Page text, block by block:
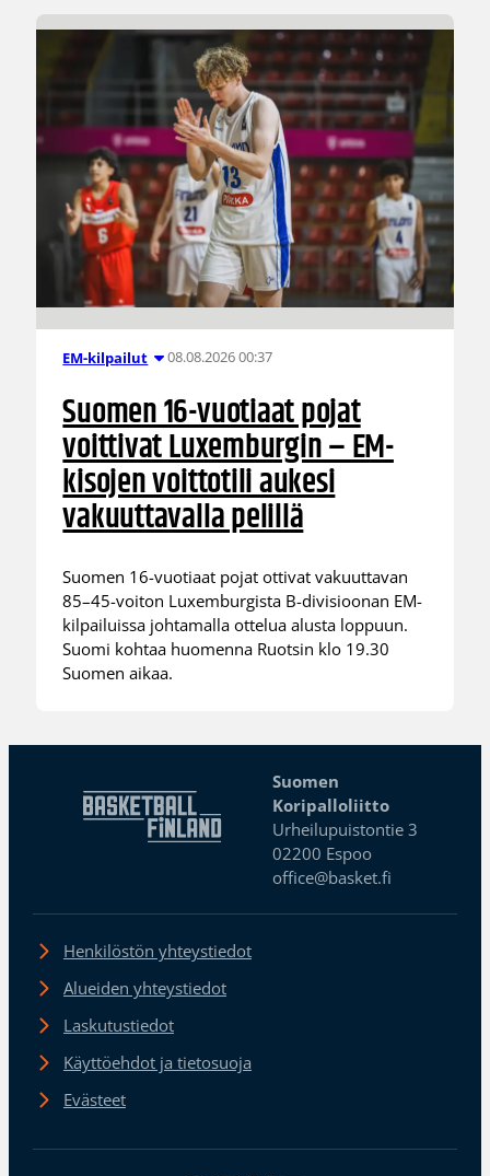
EM-kilpailut 08.08.2026 00:37
Suomen 16-vuotiaat pojat
voittivat Luxemburgin – EM-
kisojen voittotili aukesi
vakuuttavalla pelillä
Suomen 16-vuotiaat pojat ottivat vakuuttavan
85–45-voiton Luxemburgista B-divisioonan EM-
kilpailuissa johtamalla ottelua alusta loppuun.
Suomi kohtaa huomenna Ruotsin klo 19.30
Suomen aikaa.
Suomen
Koripalloliitto
Urheilupuistontie 3
02200 Espoo
office@basket.fi
Henkilöstön yhteystiedot
Alueiden yhteystiedot
Laskutustiedot
Käyttöehdot ja tietosuoja
Evästeet